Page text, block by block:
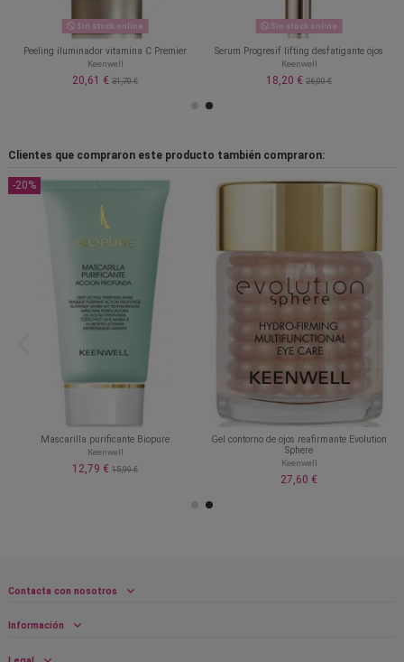
Sin stock online
Peeling iluminador vitamina C Premier
Keenwell
20,61 € 31,70 €
Sin stock online
Serum Progresif lifting desfatigante ojos
Keenwell
18,20 € 26,00 €
Clientes que compraron este producto también compraron:
-20%
Mascarilla purificante Biopure
Keenwell
12,79 € 15,99 €
Gel contorno de ojos reafirmante Evolution
Sphere
Keenwell
27,60 €
Contacta con nosotros
Información